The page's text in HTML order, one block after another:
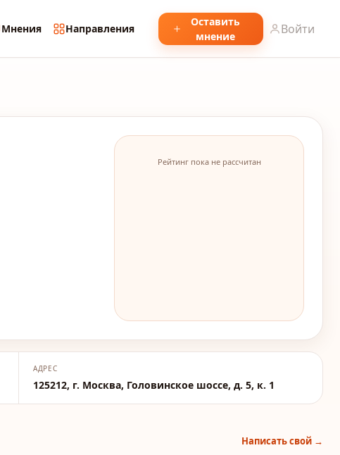
Мнения Направления
Оставить
мнение
Войти
Рейтинг пока не рассчитан
АДРЕС
125212, г. Москва, Головинское шоссе, д. 5, к. 1
Написать свой →